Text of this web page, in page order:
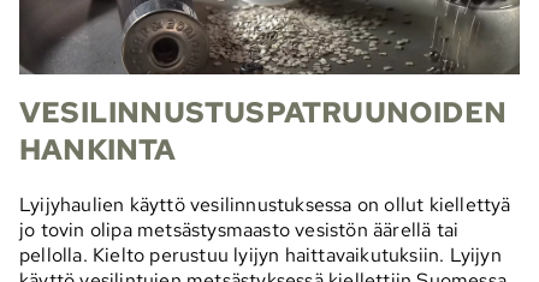
VESILINNUSTUSPATRUUNOIDEN
HANKINTA
Lyijyhaulien käyttö vesilinnustuksessa on ollut kiellettyä
jo tovin olipa metsästysmaasto vesistön äärellä tai
pellolla. Kielto perustuu lyijyn haittavaikutuksiin. Lyijyn